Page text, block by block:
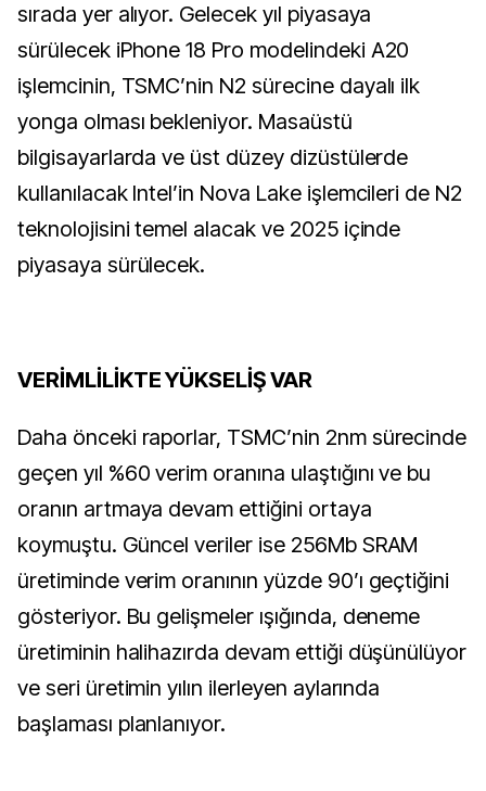
sırada yer alıyor. Gelecek yıl piyasaya
sürülecek iPhone 18 Pro modelindeki A20
işlemcinin, TSMC’nin N2 sürecine dayalı ilk
yonga olması bekleniyor. Masaüstü
bilgisayarlarda ve üst düzey dizüstülerde
kullanılacak Intel’in Nova Lake işlemcileri de N2
teknolojisini temel alacak ve 2025 içinde
piyasaya sürülecek.
VERİMLİLİKTE YÜKSELİŞ VAR
Daha önceki raporlar, TSMC’nin 2nm sürecinde
geçen yıl %60 verim oranına ulaştığını ve bu
oranın artmaya devam ettiğini ortaya
koymuştu. Güncel veriler ise 256Mb SRAM
üretiminde verim oranının yüzde 90’ı geçtiğini
gösteriyor. Bu gelişmeler ışığında, deneme
üretiminin halihazırda devam ettiği düşünülüyor
ve seri üretimin yılın ilerleyen aylarında
başlaması planlanıyor.